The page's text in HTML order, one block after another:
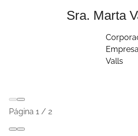
Sra. Marta
Valls
Página 1 / 2